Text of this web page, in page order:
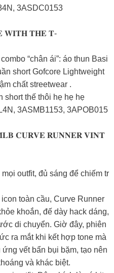
3ASDC0153
𝐖𝐈𝐓𝐇 𝐓𝐇𝐄 𝐓-
“chân ái”: áo thun Basi
short Gofcore Lightweight
chất streetwear ️.
short thế thôi hẹ hẹ hẹ
3ASMB1153, 3APOB015
𝐂𝐔𝐑𝐕𝐄 𝐑𝐔𝐍𝐍𝐄𝐑 𝐕𝐈𝐍𝐓
outfit, đủ sáng để chiếm tr
toàn cầu, Curve Runner
khoắn, đế dày hack dáng,
di chuyển. Giờ đây, phiên
ra mắt khi kết hợp tone mà
vết bẩn bụi bặm, tạo nên
và khác biệt.